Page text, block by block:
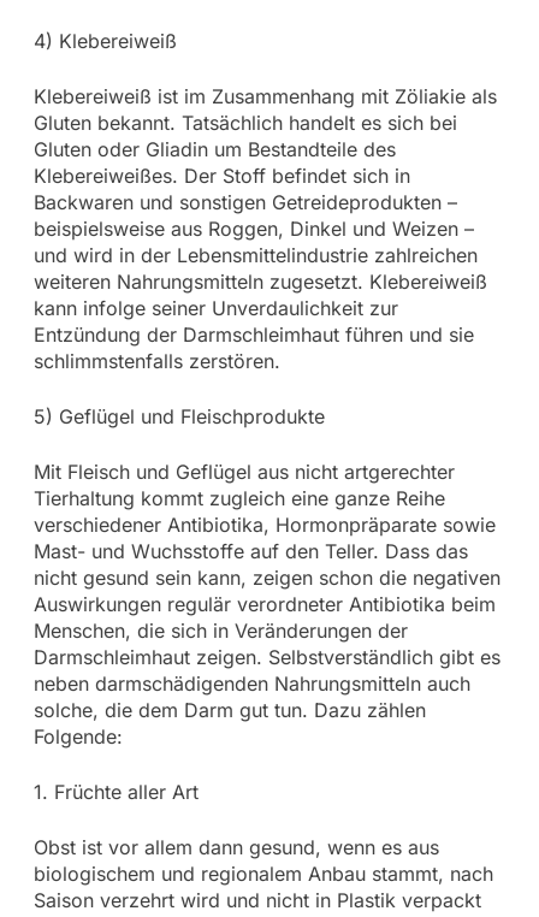
4) Klebereiweiß
Klebereiweiß ist im Zusammenhang mit Zöliakie als
Gluten bekannt. Tatsächlich handelt es sich bei
Gluten oder Gliadin um Bestandteile des
Klebereiweißes. Der Stoff befindet sich in
Backwaren und sonstigen Getreideprodukten –
beispielsweise aus Roggen, Dinkel und Weizen –
und wird in der Lebensmittelindustrie zahlreichen
weiteren Nahrungsmitteln zugesetzt. Klebereiweiß
kann infolge seiner Unverdaulichkeit zur
Entzündung der Darmschleimhaut führen und sie
schlimmstenfalls zerstören.
5) Geflügel und Fleischprodukte
Mit Fleisch und Geflügel aus nicht artgerechter
Tierhaltung kommt zugleich eine ganze Reihe
verschiedener Antibiotika, Hormonpräparate sowie
Mast- und Wuchsstoffe auf den Teller. Dass das
nicht gesund sein kann, zeigen schon die negativen
Auswirkungen regulär verordneter Antibiotika beim
Menschen, die sich in Veränderungen der
Darmschleimhaut zeigen. Selbstverständlich gibt es
neben darmschädigenden Nahrungsmitteln auch
solche, die dem Darm gut tun. Dazu zählen
Folgende:
1. Früchte aller Art
Obst ist vor allem dann gesund, wenn es aus
biologischem und regionalem Anbau stammt, nach
Saison verzehrt wird und nicht in Plastik verpackt